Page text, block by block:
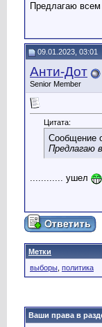
Предлагаю
09.01.2023, 03:01
Анти-Дот
Senior Member
Цитата:
Сообщение
Предлагаю
............ ушeл
Метки
выборы политика
Ваши права в